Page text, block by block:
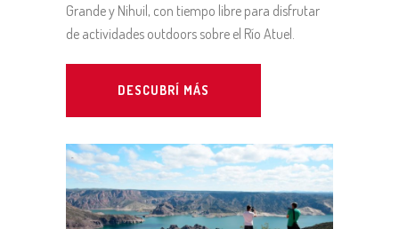
Grande y Nihuil, con tiempo libre para disfrutar
de actividades outdoors sobre el Río Atuel.
DESCUBRÍ MÁS